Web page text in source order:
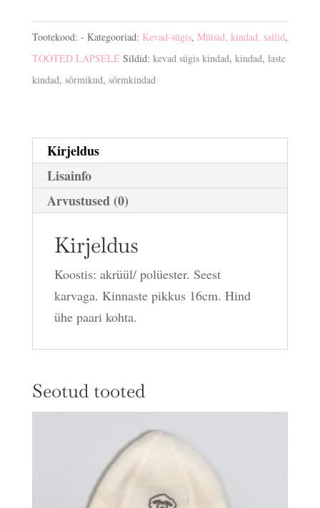
Tootekood: - Kategooriad: Kevad-sügis, Mütsid, kindad, sallid,
TOOTED LAPSELE Sildid: kevad sügis kindad, kindad, laste
kindad, sõrmikud, sõrmkindad
Kirjeldus
Lisainfo
Arvustused (0)
Kirjeldus
Koostis: akrüül/ polüester. Seest
karvaga. Kinnaste pikkus 16cm. Hind
ühe paari kohta.
Seotud tooted